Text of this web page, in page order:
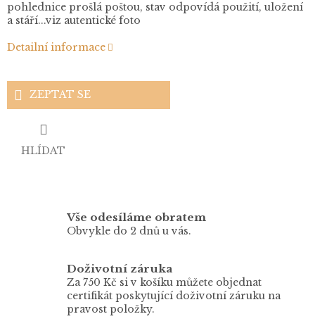
pohlednice prošlá poštou, stav odpovídá použití, uložení
a stáří...viz autentické foto
Detailní informace
ZEPTAT SE
HLÍDAT
Vše odesíláme obratem
Obvykle do 2 dnů u vás.
Doživotní záruka
Za 750 Kč si v košíku můžete objednat
certifikát poskytující doživotní záruku na
pravost položky.